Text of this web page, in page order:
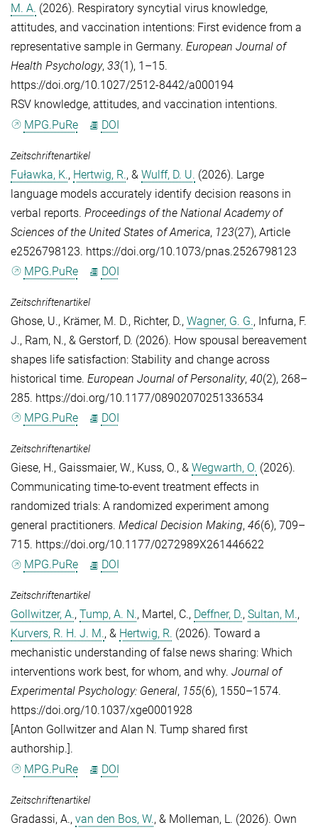
M. A. (2026). Respiratory syncytial virus knowledge,
attitudes, and vaccination intentions: First evidence from a
representative sample in Germany. European Journal of
Health Psychology, 33(1), 1–15.
https://doi.org/10.1027/2512-8442/a000194
RSV knowledge, attitudes, and vaccination intentions.
MPG.PuRe
DOI
Zeitschriftenartikel
Fuławka, K., Hertwig, R., & Wulff, D. U. (2026). Large
language models accurately identify decision reasons in
verbal reports. Proceedings of the National Academy of
Sciences of the United States of America, 123(27), Article
e2526798123. https://doi.org/10.1073/pnas.2526798123
MPG.PuRe
DOI
Zeitschriftenartikel
Ghose, U., Krämer, M. D., Richter, D., Wagner, G. G., Infurna, F.
J., Ram, N., & Gerstorf, D. (2026). How spousal bereavement
shapes life satisfaction: Stability and change across
historical time. European Journal of Personality, 40(2), 268–
285. https://doi.org/10.1177/08902070251336534
MPG.PuRe
DOI
Zeitschriftenartikel
Giese, H., Gaissmaier, W., Kuss, O., & Wegwarth, O. (2026).
Communicating time-to-event treatment effects in
randomized trials: A randomized experiment among
general practitioners. Medical Decision Making, 46(6), 709–
715. https://doi.org/10.1177/0272989X261446622
MPG.PuRe
DOI
Zeitschriftenartikel
Gollwitzer, A., Tump, A. N., Martel, C., Deffner, D., Sultan, M.,
Kurvers, R. H. J. M., & Hertwig, R. (2026). Toward a
mechanistic understanding of false news sharing: Which
interventions work best, for whom, and why. Journal of
Experimental Psychology: General, 155(6), 1550–1574.
https://doi.org/10.1037/xge0001928
[Anton Gollwitzer and Alan N. Tump shared first
authorship.].
MPG.PuRe
DOI
Zeitschriftenartikel
Gradassi, A., van den Bos, W., & Molleman, L. (2026). Own